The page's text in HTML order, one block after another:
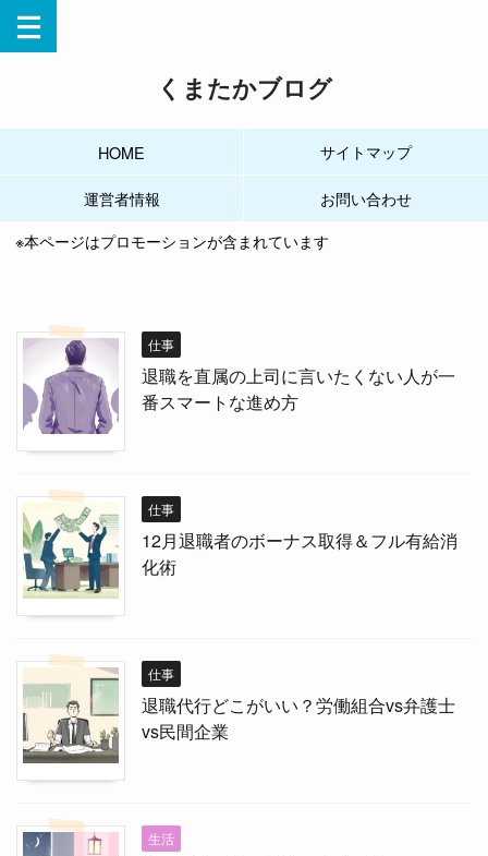
くまたかブログ
HOME サイトマップ
運営者情報
お問い合わせ
※本ページはプロモーションが含まれています
仕事
退職を直属の上司に言いたくない人が一
番スマートな進め方
仕事
12月退職者のボーナス取得＆フル有給消
化術
仕事
退職代行どこがいい？労働組合vs弁護士
vs民間企業
生活